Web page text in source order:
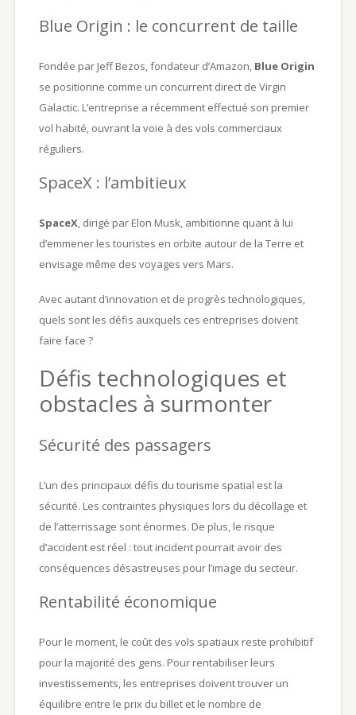
Blue Origin : le concurrent de taille
Fondée par Jeff Bezos, fondateur d’Amazon, Blue Origin
se positionne comme un concurrent direct de Virgin
Galactic. L’entreprise a récemment effectué son premier
vol habité, ouvrant la voie à des vols commerciaux
réguliers.
SpaceX : l’ambitieux
SpaceX, dirigé par Elon Musk, ambitionne quant à lui
d’emmener les touristes en orbite autour de la Terre et
envisage même des voyages vers Mars.
Avec autant d’innovation et de progrès technologiques,
quels sont les défis auxquels ces entreprises doivent
faire face ?
Défis technologiques et
obstacles à surmonter
Sécurité des passagers
L’un des principaux défis du tourisme spatial est la
sécurité. Les contraintes physiques lors du décollage et
de l’atterrissage sont énormes. De plus, le risque
d’accident est réel : tout incident pourrait avoir des
conséquences désastreuses pour l’image du secteur.
Rentabilité économique
Pour le moment, le coût des vols spatiaux reste prohibitif
pour la majorité des gens. Pour rentabiliser leurs
investissements, les entreprises doivent trouver un
équilibre entre le prix du billet et le nombre de